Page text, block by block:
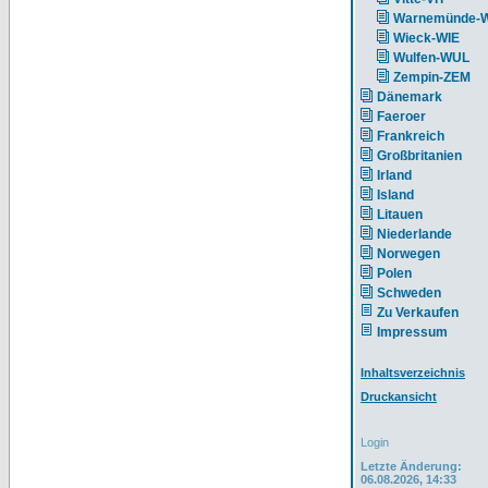
Warnemünde-
Wieck-WIE
Wulfen-WUL
Zempin-ZEM
Dänemark
Faeroer
Frankreich
Großbritanien
Irland
Island
Litauen
Niederlande
Norwegen
Polen
Schweden
Zu Verkaufen
Impressum
Inhaltsverzeichnis
Druckansicht
Login
Letzte Änderung:
06.08.2026, 14:33